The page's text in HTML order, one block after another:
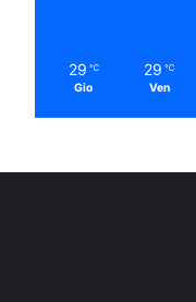
29 ℃
Gio
29 ℃
Ven